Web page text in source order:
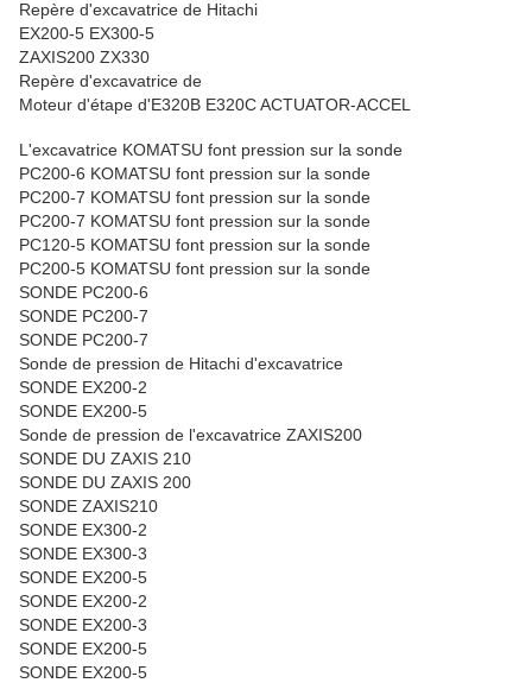
Repère d'excavatrice de Hitachi
EX200-5 EX300-5
ZAXIS200 ZX330
Repère d'excavatrice de
Moteur d'étape d'E320B E320C ACTUATOR-ACCEL
L'excavatrice KOMATSU font pression sur la sonde
PC200-6 KOMATSU font pression sur la sonde
PC200-7 KOMATSU font pression sur la sonde
PC200-7 KOMATSU font pression sur la sonde
PC120-5 KOMATSU font pression sur la sonde
PC200-5 KOMATSU font pression sur la sonde
SONDE PC200-6
SONDE PC200-7
SONDE PC200-7
Sonde de pression de Hitachi d'excavatrice
SONDE EX200-2
SONDE EX200-5
Sonde de pression de l'excavatrice ZAXIS200
SONDE DU ZAXIS 210
SONDE DU ZAXIS 200
SONDE ZAXIS210
SONDE EX300-2
SONDE EX300-3
SONDE EX200-5
SONDE EX200-2
SONDE EX200-3
SONDE EX200-5
SONDE EX200-5